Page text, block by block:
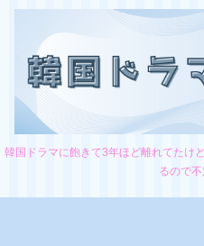
韓国ドラマに飽きて3年ほど離れてたけ
るので